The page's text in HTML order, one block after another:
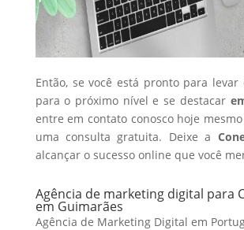
Então, se você está pronto para levar
para o próximo nível e se destacar
entre em contato conosco hoje
uma consulta gratuita. Deixe a
alcançar o sucesso online que você
Agência de marketing digital para
em Guimarães
Agência de Marketing Digital em